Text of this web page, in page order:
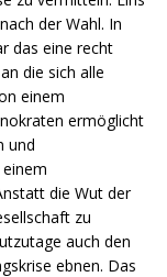
der Wahl. In
das eine recht
die sich alle
einem
ermöglicht
und
die Wut der
zu
auch den
ebnen. Das